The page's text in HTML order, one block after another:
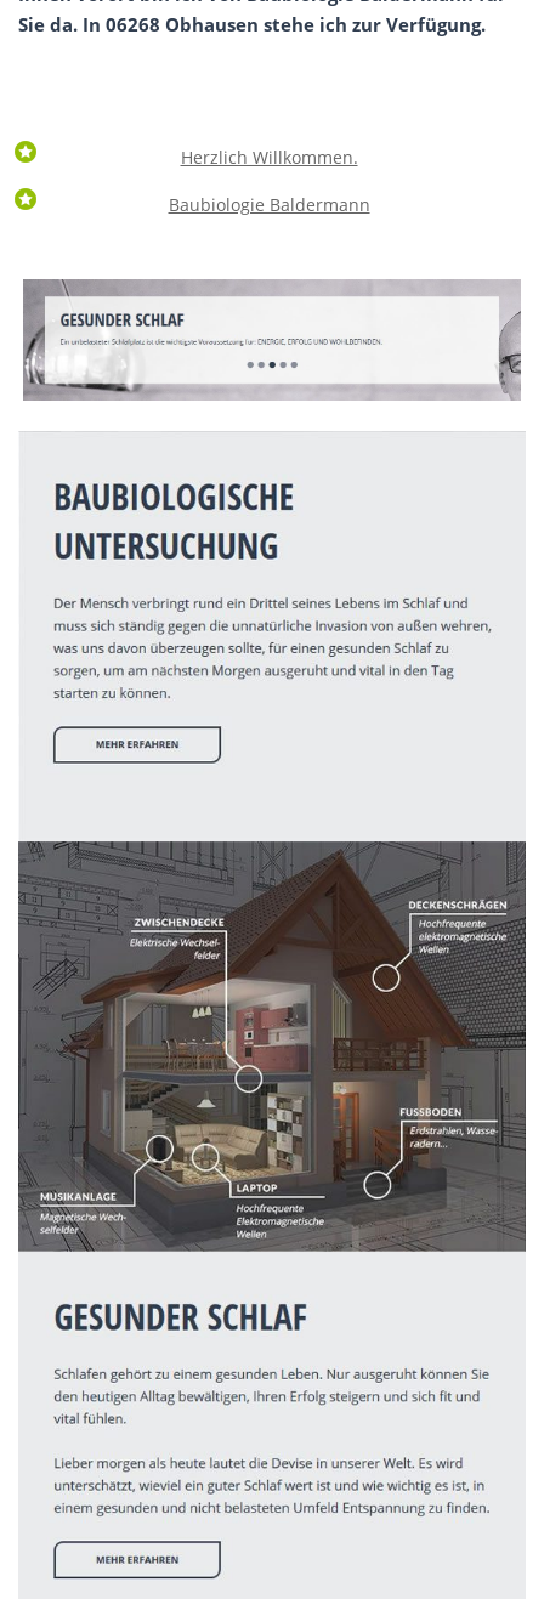
Sie da. In 06268 Obhausen stehe ich zur Verfügung.
Herzlich Willkommen.
Baubiologie Baldermann